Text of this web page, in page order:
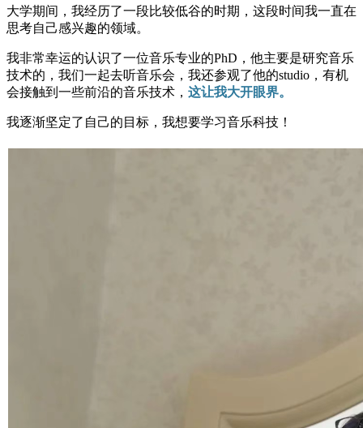
大学期间，我经历了一段比较低谷的时期，这段时间我一直在
思考自己感兴趣的领域。
我非常幸运的认识了一位音乐专业的PhD，他主要是研究音乐
技术的，我们一起去听音乐会，我还参观了他的studio，有机
会接触到一些前沿的音乐技术， 这让我大开眼界。
我逐渐坚定了自己的目标，我想要学习音乐科技！